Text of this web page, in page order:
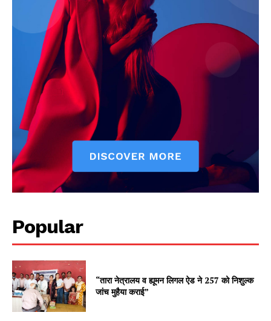
Popular
“तारा नेत्रालय व ह्यूमन लिगल ऐड ने 257 को निशुल्क
जांच मुहैया कराई”